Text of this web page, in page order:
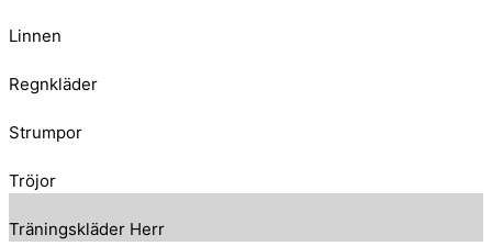
Linnen
Regnkläder
Strumpor
Tröjor
Träningskläder Herr